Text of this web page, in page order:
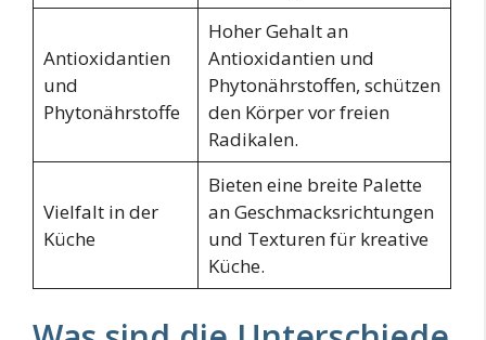
Antioxidantien
und
Phytonährstoffe
Hoher Gehalt an
Antioxidantien und
Phytonährstoffen, schützen
den Körper vor freien
Radikalen.
Vielfalt in der
Küche
Bieten eine breite Palette
an Geschmacksrichtungen
und Texturen für kreative
Küche.